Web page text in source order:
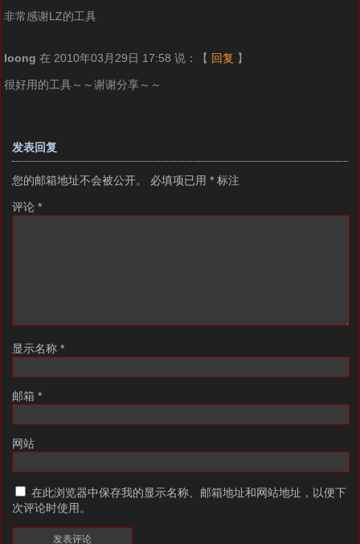
非常感谢LZ的工具
loong 在 2010年03月29日 17:58 说： 【 回复 】
很好用的工具～～谢谢分享～～
发表回复
您的邮箱地址不会被公开。 必填项已用 * 标注
评论 *
显示名称 *
邮箱 *
网站
在此浏览器中保存我的显示名称、邮箱地址和网站地址，以便下
次评论时使用。